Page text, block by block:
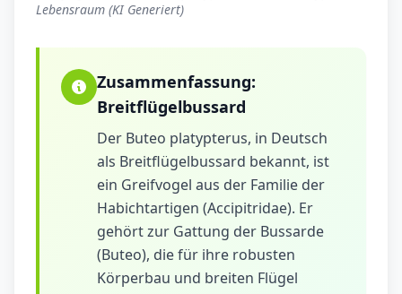
Lebensraum (KI Generiert)
Zusammenfassung:
Breitflügelbussard
Der Buteo platypterus, in Deutsch
als Breitflügelbussard bekannt, ist
ein Greifvogel aus der Familie der
Habichtartigen (Accipitridae). Er
gehört zur Gattung der Bussarde
(Buteo), die für ihre robusten
Körperbau und breiten Flügel